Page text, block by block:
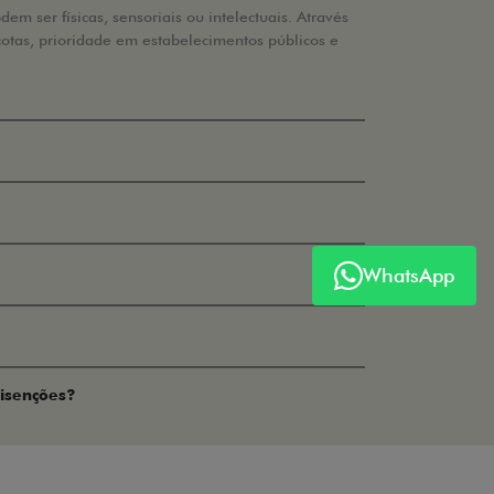
ser físicas, sensoriais ou intelectuais. Através
prioridade em estabelecimentos públicos e
WhatsApp